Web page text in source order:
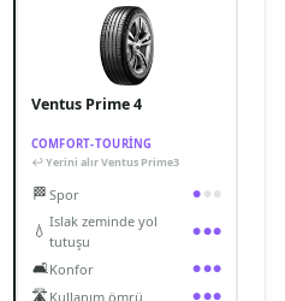
Ventus Prime 4
COMFORT-TOURING
↩ Yerini alır Ventus Prime3
🏁 Spor ● ● ●
💧 Islak zeminde yol
tutuşu
●●●
🛋️Konfor ●●●
🛣️ Kullanım ömrü ●●●